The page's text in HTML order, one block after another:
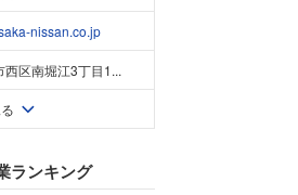
nissan.co.jp
西区南堀江3丁目1...
ランキング